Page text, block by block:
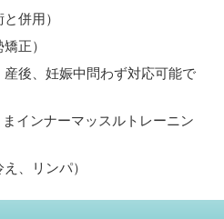
併用）
正）
後、妊娠中問わず対応可能で
インナーマッスルトレーニン
、リンパ）